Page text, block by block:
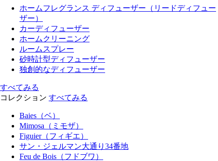
ホームフレグランス ディフューザー（リードディフュー
ザー）
カーディフューザー
ホームクリーニング
ルームスプレー
砂時計型ディフューザー
独創的なディフューザー
すべてみる
コレクション すべてみる
Baies（ベ）
Mimosa（ミモザ）
Figuier（フィギエ）
サン・ジェルマン大通り34番地
Feu de Bois（フドブワ）